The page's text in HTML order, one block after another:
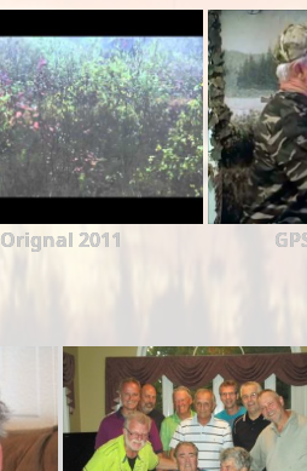
Orignal 2011